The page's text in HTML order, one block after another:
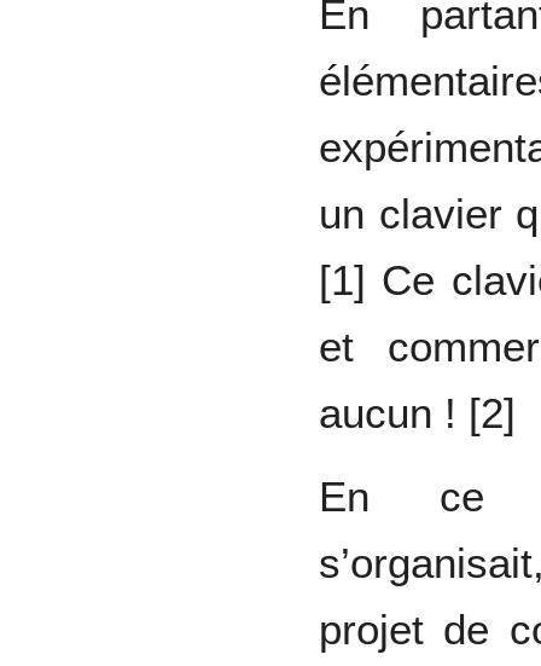
En
un clavier
[1] Ce
et
aucun ! [2]
En ce
projet de